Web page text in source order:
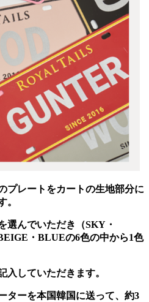
プレートをカートの生地部分に
。
選んでいただき（SKY・
・BLUEの6色の中から1色
入していただきます。
ターを本国韓国に送って、約3